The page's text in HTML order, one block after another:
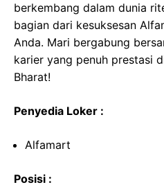
berkembang dalam dunia
bagian dari kesuksesan
Anda. Mari bergabung
karier yang penuh prestasi
Bharat!
Penyedia Loker :
Alfamart
Posisi :